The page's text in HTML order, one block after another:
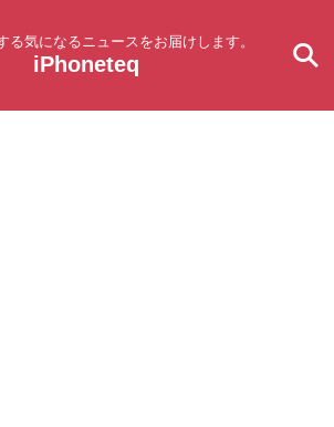
る気になるニュースをお届けします。
iPhoneteq